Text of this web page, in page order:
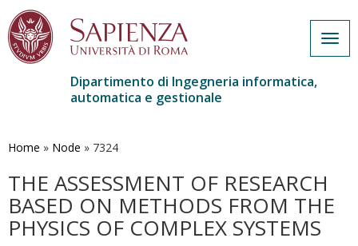
contenuto
Dipartimento di Ingegneria informatica,
automatica e gestionale
Home » Node » 7324
THE ASSESSMENT OF RESEARCH
BASED ON METHODS FROM THE
PHYSICS OF COMPLEX SYSTEMS